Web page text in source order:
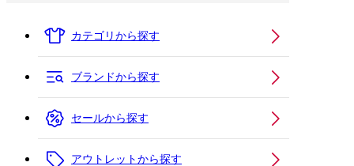
カテゴリから探す
ブランドから探す
セールから探す
アウトレットから探す